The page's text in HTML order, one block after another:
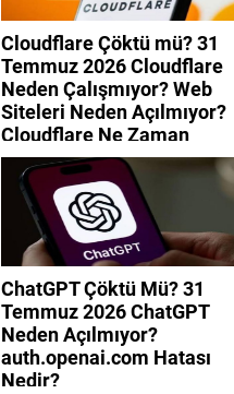
Cloudflare Çöktü mü? 31
Temmuz 2026 Cloudflare
Neden Çalışmıyor? Web
Siteleri Neden Açılmıyor?
Cloudflare Ne Zaman
Düzelecek?
ChatGPT Çöktü Mü? 31
Temmuz 2026 ChatGPT
Neden Açılmıyor?
auth.openai.com Hatası
Nedir?